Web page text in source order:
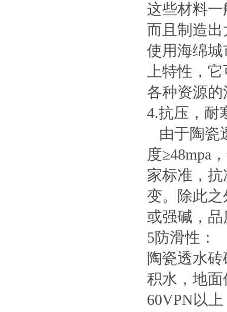
这些材料
而且制造
使用海绵
上特性，
各种资源
4.抗压，耐
由于陶瓷
度≥48mpa
家标准，
变。除此
或强碱，
5防滑性：
陶瓷透水
积水，地
60VPN以